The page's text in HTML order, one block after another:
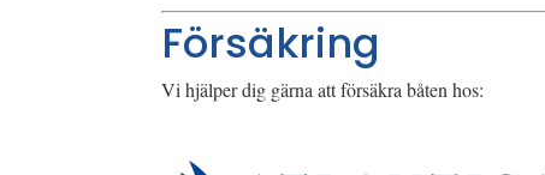
Försäkring
Vi hjälper dig gärna att försäkra båten hos: